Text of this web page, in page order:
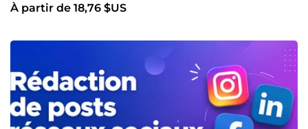
À partir de 18,76 $US